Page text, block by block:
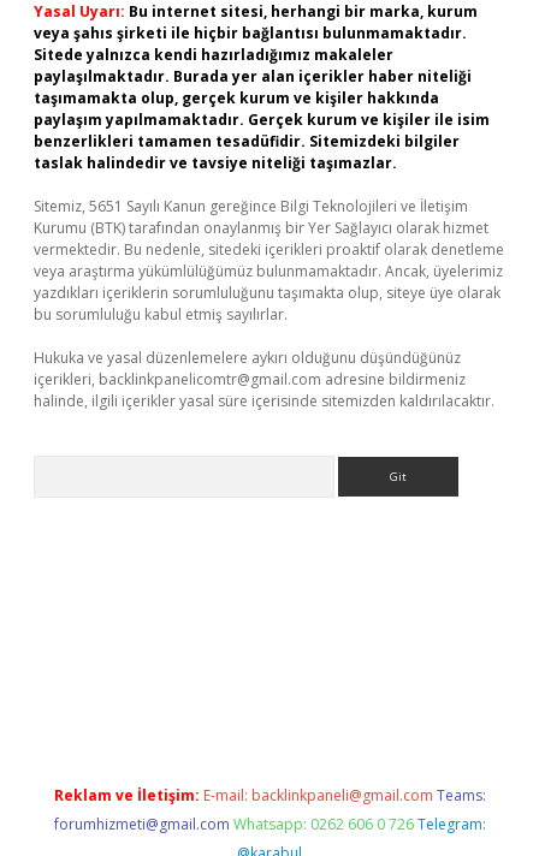
Yasal Uyarı: Bu internet sitesi, herhangi bir marka, kurum
veya şahıs şirketi ile hiçbir bağlantısı bulunmamaktadır.
Sitede yalnızca kendi hazırladığımız makaleler
paylaşılmaktadır. Burada yer alan içerikler haber niteliği
taşımamakta olup, gerçek kurum ve kişiler hakkında
paylaşım yapılmamaktadır. Gerçek kurum ve kişiler ile isim
benzerlikleri tamamen tesadüfidir. Sitemizdeki bilgiler
taslak halindedir ve tavsiye niteliği taşımazlar.
Sitemiz, 5651 Sayılı Kanun gereğince Bilgi Teknolojileri ve İletişim
Kurumu (BTK) tarafından onaylanmış bir Yer Sağlayıcı olarak hizmet
vermektedir. Bu nedenle, sitedeki içerikleri proaktif olarak denetleme
veya araştırma yükümlülüğümüz bulunmamaktadır. Ancak, üyelerimiz
yazdıkları içeriklerin sorumluluğunu taşımakta olup, siteye üye olarak
bu sorumluluğu kabul etmiş sayılırlar.
Hukuka ve yasal düzenlemelere aykırı olduğunu düşündüğünüz
içerikleri, backlinkpanelicomtr@gmail.com adresine bildirmeniz
halinde, ilgili içerikler yasal süre içerisinde sitemizden kaldırılacaktır.
Reklam ve İletişim: E-mail: backlinkpaneli@gmail.com Teams:
forumhizmeti@gmail.com Whatsapp: 0262 606 0 726 Telegram: